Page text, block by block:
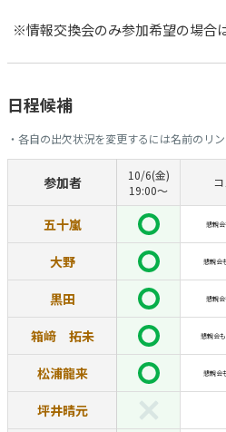
※情報交換会のみ参加希望の場合
日程候補
・各自の出欠状況を変更するには名前のリ
参加者
10/6(金)
19:00〜
五十嵐 懇親
大野 懇親会
黒田 懇親
箱﨑 拓未 懇親会も
松浦龍来 懇親会
坪井晴元